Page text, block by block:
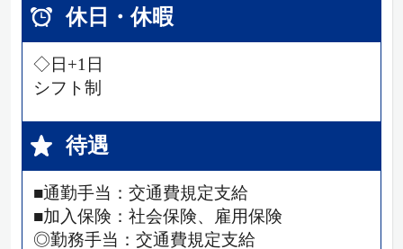
休日・休暇
◇日+1日
シフト制
待遇
■通勤手当：交通費規定支給
■加入保険：社会保険、雇用保険
◎勤務手当：交通費規定支給